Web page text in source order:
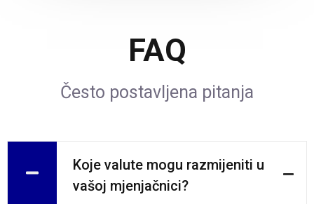
FAQ
Često postavljena pitanja
Koje valute mogu razmijeniti u
vašoj mjenjačnici?